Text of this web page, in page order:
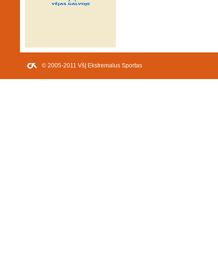
© 2005-2011 VšĮ Ekstremalus Sportas